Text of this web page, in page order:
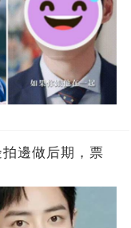
邊做后期，票